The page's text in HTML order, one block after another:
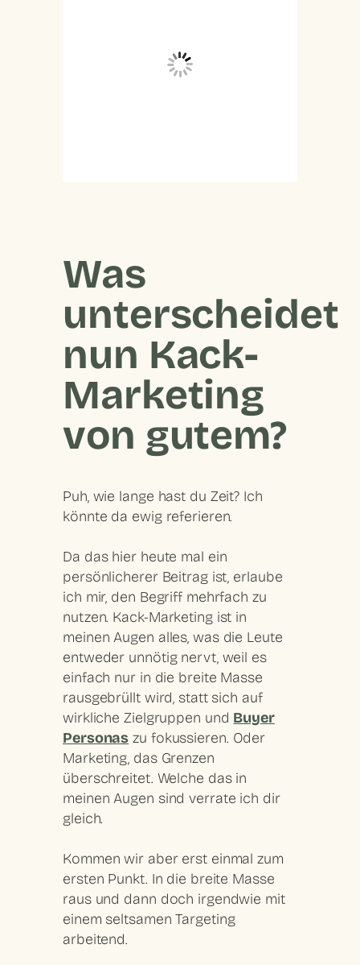
Was
unterscheidet
nun Kack-
Marketing
von gutem?
Puh, wie lange hast du Zeit? Ich
könnte da ewig referieren.
Da das hier heute mal ein
persönlicherer Beitrag ist, erlaube
ich mir, den Begriff mehrfach zu
nutzen. Kack-Marketing ist in
meinen Augen alles, was die Leute
entweder unnötig nervt, weil es
einfach nur in die breite Masse
rausgebrüllt wird, statt sich auf
wirkliche Zielgruppen und Buyer
Personas zu fokussieren. Oder
Marketing, das Grenzen
überschreitet. Welche das in
meinen Augen sind verrate ich dir
gleich.
Kommen wir aber erst einmal zum
ersten Punkt. In die breite Masse
raus und dann doch irgendwie mit
einem seltsamen Targeting
arbeitend.